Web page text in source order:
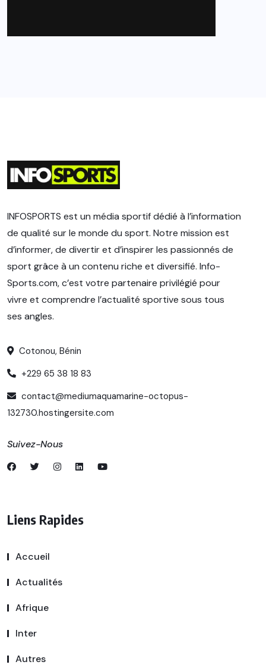
INFOSPORTS est un média sportif dédié à l’information
de qualité sur le monde du sport. Notre mission est
d’informer, de divertir et d’inspirer les passionnés de
sport grâce à un contenu riche et diversifié. Info-
Sports.com, c’est votre partenaire privilégié pour
vivre et comprendre l’actualité sportive sous tous
ses angles.
Cotonou, Bénin
+229 65 38 18 83
contact@mediumaquamarine-octopus-
132730.hostingersite.com
Suivez-Nous
Liens Rapides
Accueil
Actualités
Afrique
Inter
Autres